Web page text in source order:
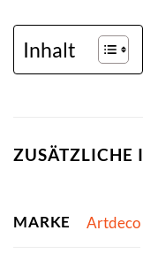
Inhalt
ZUSÄTZLICHE
MARKE Artdeco